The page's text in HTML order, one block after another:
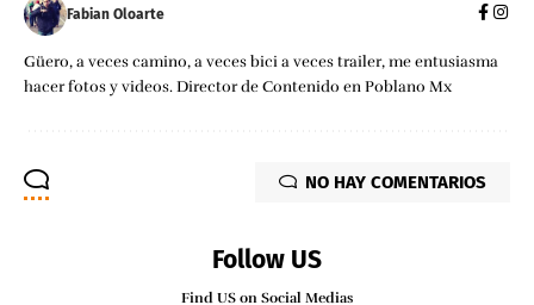
Fabian Oloarte
Güero, a veces camino, a veces bici a veces trailer, me entusiasma
hacer fotos y videos. Director de Contenido en Poblano Mx
NO HAY COMENTARIOS
Follow US
Find US on Social Medias